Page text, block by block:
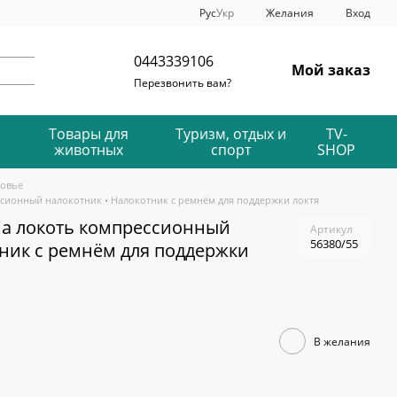
РусУкр Желания Вход
0443339106
Перезвонить вам?
Мой заказ
Товары для
животных
Туризм, отдых и
спорт
TV-
SHOP
налокотник • Налокотник с ремнём для поддержки локтя
локоть компрессионный
с ремнём для поддержки
Артикул
56380/55
В желания